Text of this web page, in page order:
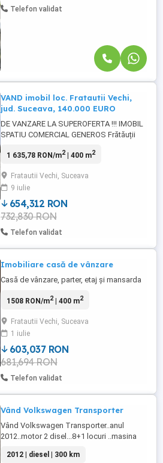
Telefon validat
VAND imobil loc. Fratautii Vechi,
jud. Suceava, 140.000 EURO
DE VANZARE LA SUPEROFERTA !!! IMOBIL
SPATIU COMERCIAL GENEROS Frătăuții
400 m.p. , structura solida din beton si
orice gen de activitati, dispune de utilitati :
energie - bransament trifazic, apa si
canalizare, partea de ...
1 635,78 RON/m2| 400 m2
Fratautii Vechi, Suceava
9 iulie
654,312 RON
732,830 RON
Telefon validat
Imobiliare casă de vânzare
Casă de vânzare, parter, etaj și mansarda
1508 RON/m2| 400 m2
Fratautii Vechi, Suceava
1 iulie
603,037 RON
681,694 RON
Telefon validat
Vând Volkswagen Transporter
Vând Volkswagen Transporter..anul
2012..motor 2 disel...8+1 locuri ..masina
investiție...mai multe detalii in privat..preț
2012 | diesel | 300 km